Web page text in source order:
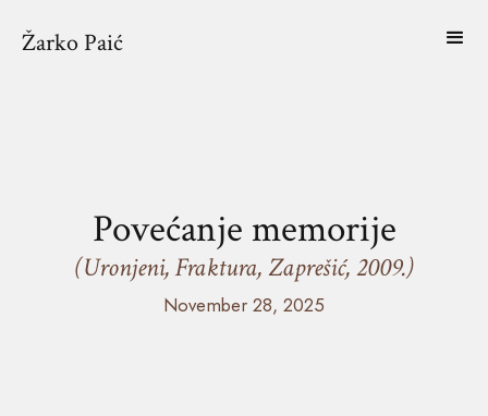
Žarko Paić
Povećanje memorije
(Uronjeni, Fraktura, Zaprešić, 2009.)
November 28, 2025